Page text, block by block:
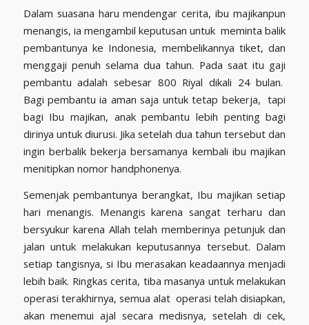
Dalam suasana haru mendengar cerita, ibu majikanpun
menangis, ia mengambil keputusan untuk meminta balik
pembantunya ke Indonesia, membelikannya tiket, dan
menggaji penuh selama dua tahun. Pada saat itu gaji
pembantu adalah sebesar 800 Riyal dikali 24 bulan.
Bagi pembantu ia aman saja untuk tetap bekerja, tapi
bagi Ibu majikan, anak pembantu lebih penting bagi
dirinya untuk diurusi. Jika setelah dua tahun tersebut dan
ingin berbalik bekerja bersamanya kembali ibu majikan
menitipkan nomor handphonenya.
Semenjak pembantunya berangkat, Ibu majikan setiap
hari menangis. Menangis karena sangat terharu dan
bersyukur karena Allah telah memberinya petunjuk dan
jalan untuk melakukan keputusannya tersebut. Dalam
setiap tangisnya, si Ibu merasakan keadaannya menjadi
lebih baik. Ringkas cerita, tiba masanya untuk melakukan
operasi terakhirnya, semua alat operasi telah disiapkan,
akan menemui ajal secara medisnya, setelah di cek,